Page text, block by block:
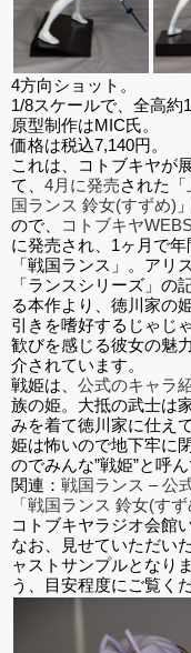
4方向ショット。
1/8スケールで、全高約
原型制作はMIC氏。
価格は税込7,140円。
これは、コトブキヤが
て、 4月に発売された「
国ランス 鈴女(すずめ)
ので、
コトブキヤ
に発売され、1ヶ月で
「戦国ランス」。アリ
「ランスシリーズ」の
る本作より、徳川家の
引きを嗜好するじゃじ
歓びを感じる彼女の魅
介されています。
戦姫は、 公式のキャラ
族の姫。大抵の武士は
みを着て徳川家に仕え
姫は怖いので地下牢に
のでみんな”戦姫”と呼
関連： 戦国ランス – 公
「戦国ランス 鈴女(す
コトブキヤラジオ会館
なお、見せていただい
ャストサンプルとなり
う、目安程度にご覧く